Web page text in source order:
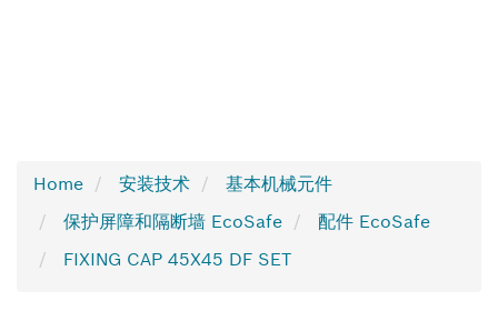
Home 安装技术
基本机械元件
保护屏障和隔断墙 EcoSafe
配件 EcoSafe
FIXING CAP 45X45 DF SET